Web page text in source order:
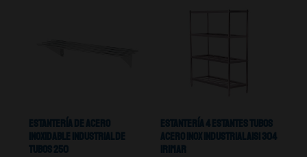
Estantería De Acero
Inoxidable Industrial De
Tubos 250
Estantería 4 Estantes Tubos
Acero Inox Industrial Aisi 304
Irimar